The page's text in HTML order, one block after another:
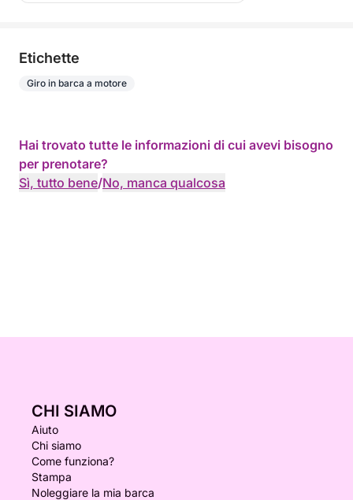
Etichette
Giro in barca a motore
Hai trovato tutte le informazioni di cui avevi bisogno
per prenotare?
Sì, tutto bene/No, manca qualcosa
CHI SIAMO
Aiuto
Chi siamo
Come funziona?
Stampa
Noleggiare la mia barca